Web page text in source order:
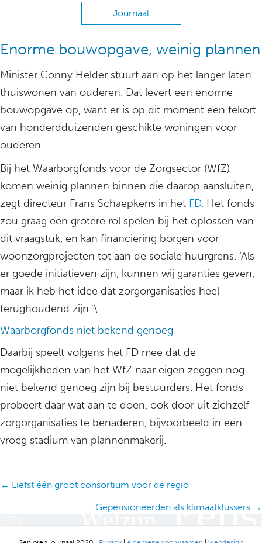
Journaal
Enorme bouwopgave, weinig plannen
Minister Conny Helder stuurt aan op het langer laten
thuiswonen van ouderen. Dat levert een enorme
bouwopgave op, want er is op dit moment een tekort
van honderdduizenden geschikte woningen voor
ouderen.
Bij het Waarborgfonds voor de Zorgsector (WfZ)
komen weinig plannen binnen die daarop aansluiten,
zegt directeur Frans Schaepkens in het FD. Het fonds
zou graag een grotere rol spelen bij het oplossen van
dit vraagstuk, en kan financiering borgen voor
woonzorgprojecten tot aan de sociale huurgrens. ‘Als
er goede initiatieven zijn, kunnen wij garanties geven,
maar ik heb het idee dat zorgorganisaties heel
terughoudend zijn.’\
Waarborgfonds niet bekend genoeg
Daarbij speelt volgens het FD mee dat de
mogelijkheden van het WfZ naar eigen zeggen nog
niet bekend genoeg zijn bij bestuurders. Het fonds
probeert daar wat aan te doen, ook door uit zichzelf
zorgorganisaties te benaderen, bijvoorbeeld in een
vroeg stadium van plannenmakerij.
Posts
← Liefst één groot consortium voor de regio
Gepensioneerden als klimaatklussers →